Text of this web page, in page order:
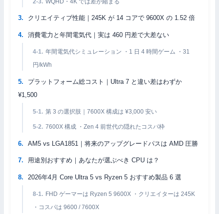
WQHD・4K では差が縮まる
クリエイティブ性能｜245K が 14 コアで 9600X の 1.52 倍
消費電力と年間電気代｜実は 460 円差で大差ない
年間電気代シミュレーション ・1 日 4 時間ゲーム ・31
円/kWh
プラットフォーム総コスト｜Ultra 7 と違い差はわずか
¥1,500
第 3 の選択肢｜7600X 構成は ¥3,000 安い
7600X 構成 ・Zen 4 前世代の隠れたコスパ枠
AM5 vs LGA1851｜将来のアップグレードパスは AMD 圧勝
用途別おすすめ｜あなたが選ぶべき CPU は？
2026年4月 Core Ultra 5 vs Ryzen 5 おすすめ製品 6 選
FHD ゲーマーは Ryzen 5 9600X ・クリエイターは 245K
・コスパは 9600 / 7600X